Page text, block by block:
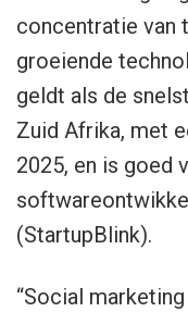
concentratie van
groeiende
geldt als de
Zuid Afrika, met
2025, en is goed
(StartupBlink).
“Social